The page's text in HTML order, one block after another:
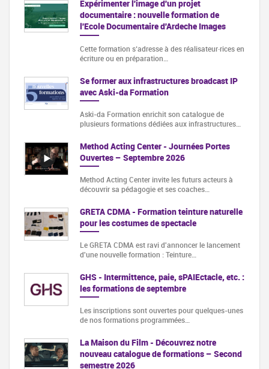
Expérimenter l'image d'un projet
documentaire : nouvelle formation de
l'Ecole Documentaire d'Ardeche Images
Cette formation s‘adresse à des réalisateur·rices en
écriture ou en préparation…
Se former aux infrastructures broadcast IP
avec Aski-da Formation
Aski-da Formation enrichit son catalogue de
plusieurs formations dédiées aux infrastructures…
Method Acting Center - Journées Portes
Ouvertes – Septembre 2026
Method Acting Center invite les futurs acteurs à
découvrir sa pédagogie et ses coaches…
GRETA CDMA - Formation teinture naturelle
pour les costumes de spectacle
Le GRETA CDMA est ravi d'annoncer le lancement
d'une nouvelle formation : Teinture…
GHS - Intermittence, paie, sPAIEctacle, etc. :
les formations de septembre
Les inscriptions sont ouvertes pour quelques-unes
de nos formations programmées…
La Maison du Film - Découvrez notre
nouveau catalogue de formations – Second
semestre 2026